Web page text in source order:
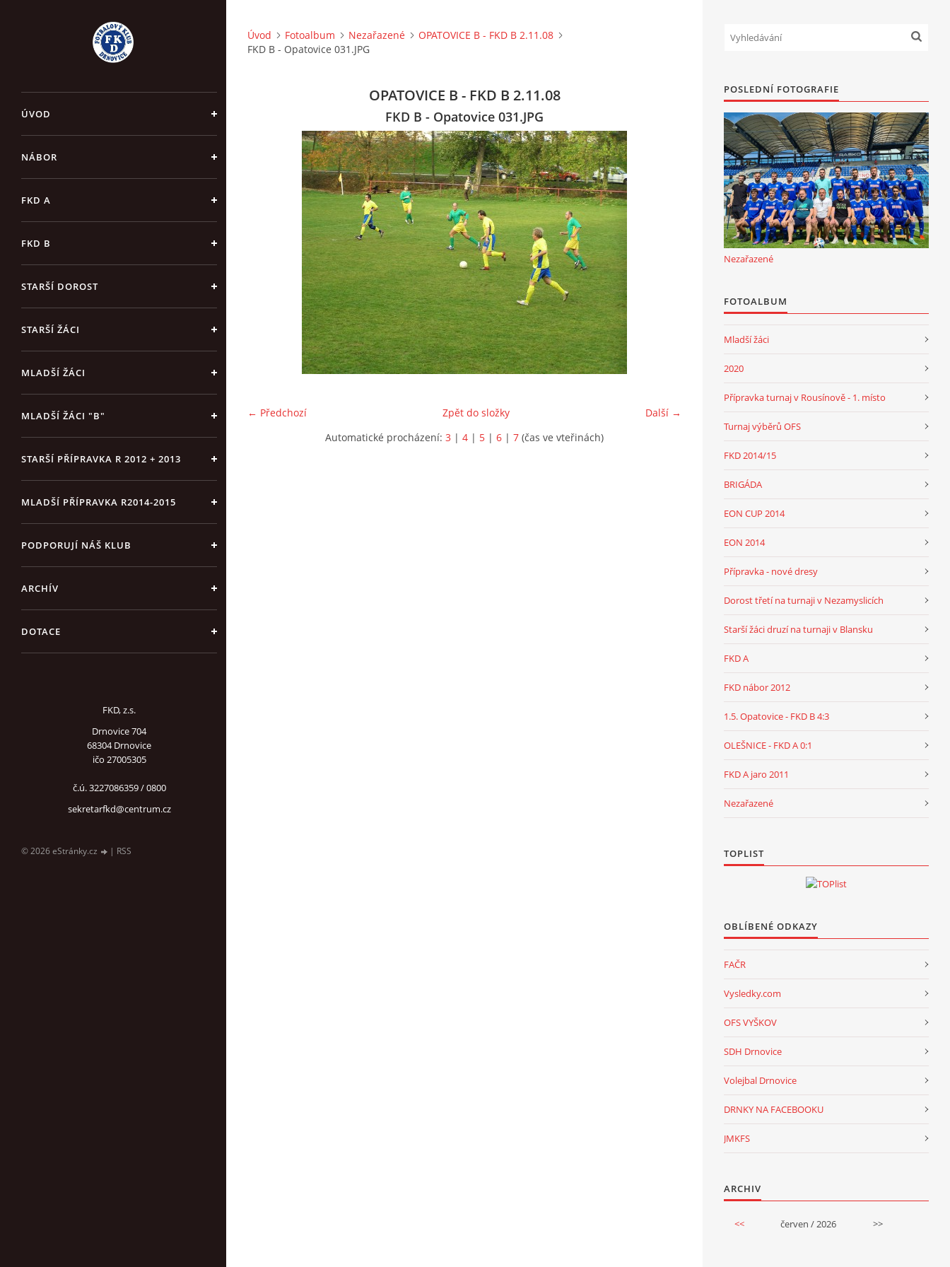
ÚVOD
NÁBOR
FKD A
FKD B
STARŠÍ DOROST
STARŠÍ ŽÁCI
MLADŠÍ ŽÁCI
MLADŠÍ ŽÁCI "B"
STARŠÍ PŘÍPRAVKA R 2012 + 2013
MLADŠÍ PŘÍPRAVKA R2014-2015
PODPORUJÍ NÁŠ KLUB
ARCHÍV
DOTACE
FKD, z.s.
Drnovice 704
68304 Drnovice
ičo 27005305
č.ú. 3227086359 / 0800
sekretarfkd@centrum.cz
© 2026 eStránky.cz | RSS
Úvod Fotoalbum Nezařazené
OPATOVICE B - FKD B 2.11.08
FKD B - Opatovice 031.JPG
OPATOVICE B - FKD B 2.11.08
FKD B - Opatovice 031.JPG
← Předchozí Další →
Zpět do složky
Automatické procházení: 3 | 4 | 5 | 6 | 7 (čas ve vteřinách)
POSLEDNÍ FOTOGRAFIE
Nezařazené
FOTOALBUM
Mladší žáci
2020
Přípravka turnaj v Rousínově - 1. místo
Turnaj výběrů OFS
FKD 2014/15
BRIGÁDA
EON CUP 2014
EON 2014
Přípravka - nové dresy
Dorost třetí na turnaji v Nezamyslicích
Starší žáci druzí na turnaji v Blansku
FKD A
FKD nábor 2012
1.5. Opatovice - FKD B 4:3
OLEŠNICE - FKD A 0:1
FKD A jaro 2011
Nezařazené
TOPLIST
OBLÍBENÉ ODKAZY
FAČR
Vysledky.com
OFS VYŠKOV
SDH Drnovice
Volejbal Drnovice
DRNKY NA FACEBOOKU
JMKFS
ARCHIV
<< červen / 2026 >>